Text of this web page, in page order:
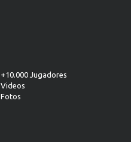
+10.000 Jugadores
Videos
Fotos